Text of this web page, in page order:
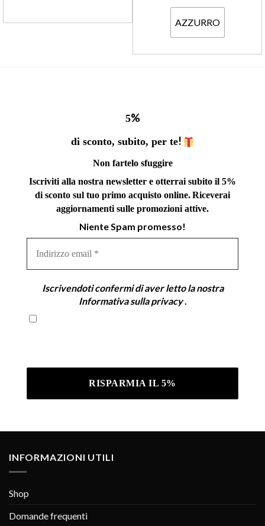
AZZURRO
5%
di sconto, subito, per te!
Non fartelo sfuggire
Iscriviti alla nostra newsletter e otterrai subito il 5%
di sconto sul tuo primo acquisto online.Riceverai
aggiornamenti sulle promozioni attive.
Niente Spam promesso!
email
Iscrivendoti confermi di aver letto la nostra
Informativa sulla privacy.
INFORMAZIONI UTILI
Shop
Domande frequenti